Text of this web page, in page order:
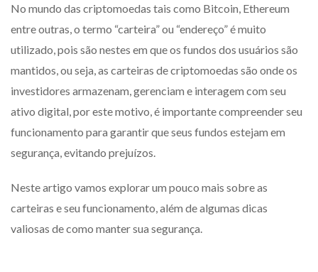
No mundo das criptomoedas tais como Bitcoin, Ethereum
entre outras, o termo “carteira” ou “endereço” é muito
utilizado, pois são nestes em que os fundos dos usuários são
mantidos, ou seja, as carteiras de criptomoedas são onde os
investidores armazenam, gerenciam e interagem com seu
ativo digital, por este motivo, é importante compreender seu
funcionamento para garantir que seus fundos estejam em
segurança, evitando prejuízos.
Neste artigo vamos explorar um pouco mais sobre as
carteiras e seu funcionamento, além de algumas dicas
valiosas de como manter sua segurança.